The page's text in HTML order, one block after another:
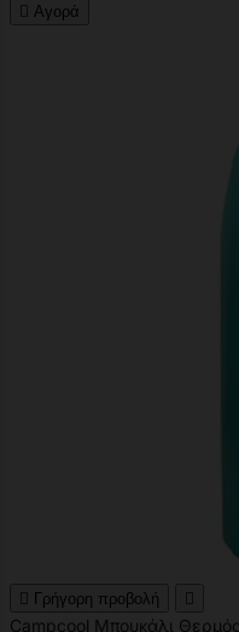
 Αγορά
 Γρήγορη προβολή 
Campcool Μπουκάλι